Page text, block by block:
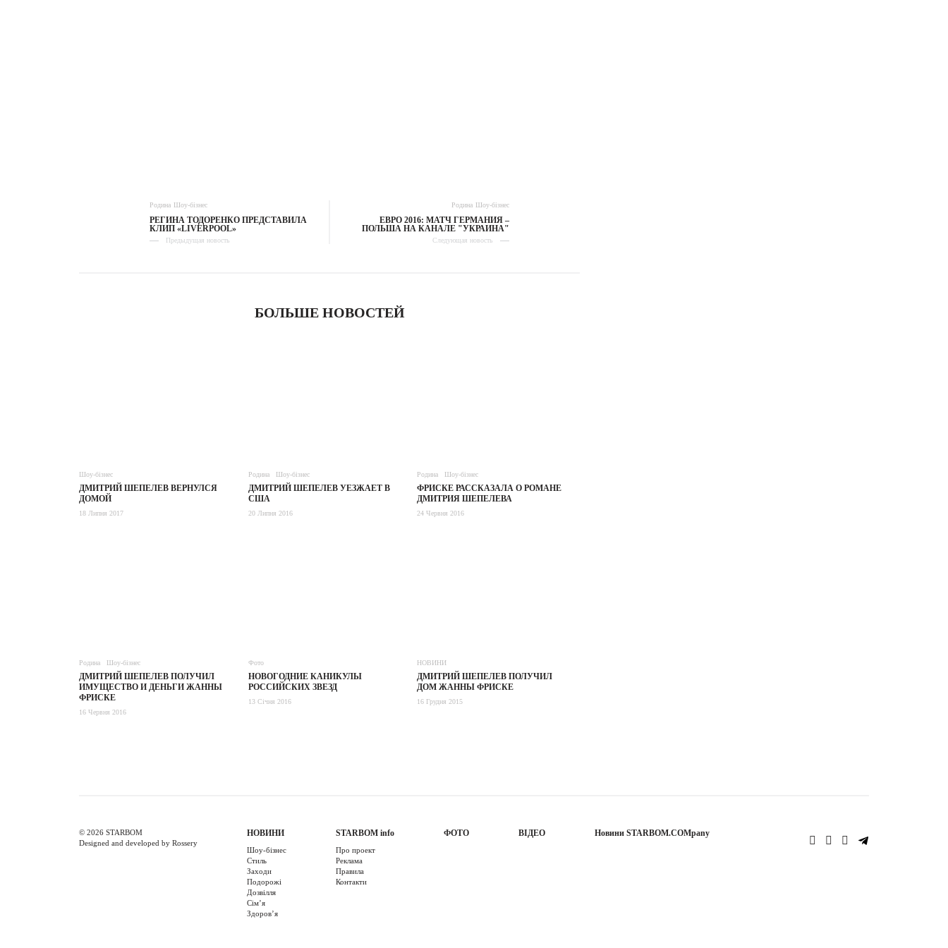
Родина Шоу-бізнес
РЕГИНА ТОДОРЕНКО ПРЕДСТАВИЛА
КЛИП «LIVERPOOL»
Предыдущая новость
Родина Шоу-бізнес
ЕВРО 2016: МАТЧ ГЕРМАНИЯ –
ПОЛЬША НА КАНАЛЕ "УКРАИНА"
Следующая новость
БОЛЬШЕ НОВОСТЕЙ
Шоу-бізнес
ДМИТРИЙ ШЕПЕЛЕВ ВЕРНУЛСЯ
ДОМОЙ
18 Липня 2017
Родина Шоу-бізнес
ДМИТРИЙ ШЕПЕЛЕВ УЕЗЖАЕТ В
США
20 Липня 2016
Родина Шоу-бізнес
ФРИСКЕ РАССКАЗАЛА О РОМАНЕ
ДМИТРИЯ ШЕПЕЛЕВА
24 Червня 2016
Родина Шоу-бізнес
ДМИТРИЙ ШЕПЕЛЕВ ПОЛУЧИЛ
ИМУЩЕСТВО И ДЕНЬГИ ЖАННЫ
ФРИСКЕ
16 Червня 2016
Фото
НОВОГОДНИЕ КАНИКУЛЫ
РОССИЙСКИХ ЗВЕЗД
13 Січня 2016
НОВИНИ
ДМИТРИЙ ШЕПЕЛЕВ ПОЛУЧИЛ
ДОМ ЖАННЫ ФРИСКЕ
16 Грудня 2015
© 2026 STARBOM
Designed and developed by Rossery
НОВИНИ
Шоу-бізнес
Стиль
Заходи
Подорожі
Дозвілля
Cім’я
Здоров’я
STARBOM info
Про проект
Реклама
Правила
Контакти
ФОТО ВІДЕО Новини STARBOM.COMpany